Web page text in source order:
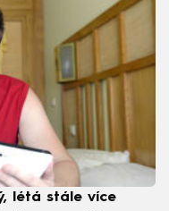
létá stále více